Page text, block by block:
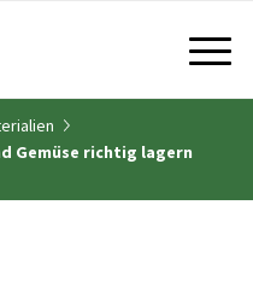
Gemüse richtig lagern